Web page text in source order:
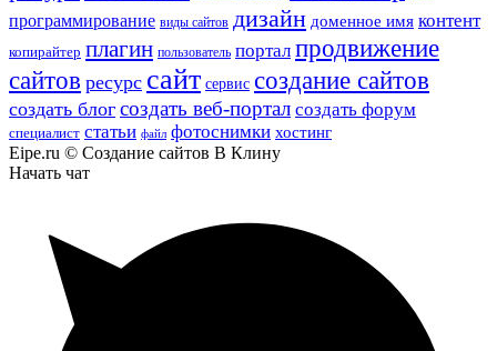
программирование виды сайтов дизайн доменное имя контент
копирайтер плагин пользователь портал продвижение
сайтов ресурс сайт сервис создание сайтов
создать блог создать веб-портал создать форум
специалист статьи файл фотоснимки хостинг
Eipe.ru © Создание сайтов В Клину
Начать чат